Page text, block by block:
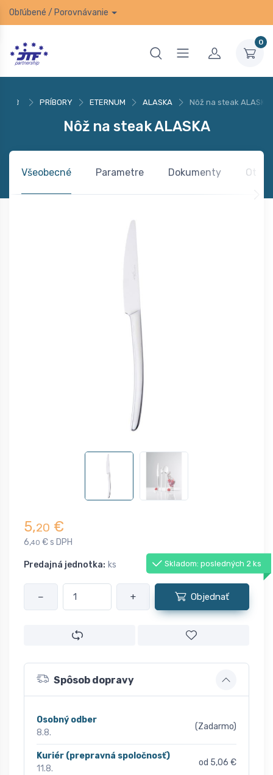
Obľúbené / Porovnávanie
0
PRÍBORY ETERNUM ALASKA Nôž na steak ALASKA
Nôž na steak ALASKA
Všeobecné Parametre Dokumenty
5,20 €
6,40 € s DPH
Predajná jednotka: ks Skladom: posledných 2 ks
− + Objednať
Spôsob dopravy
Osobný odber
8.8.
(Zadarmo)
Kuriér (prepravná spoločnosť)
11.8.
od 5,06 €